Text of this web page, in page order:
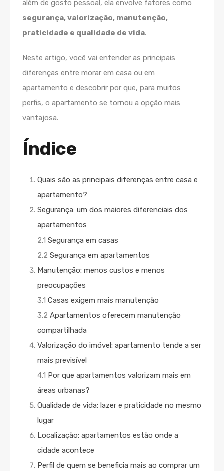
além de gosto pessoal, ela envolve fatores como
segurança, valorização, manutenção,
praticidade e qualidade de vida.
Neste artigo, você vai entender as principais
diferenças entre morar em casa ou em
apartamento e descobrir por que, para muitos
perfis, o apartamento se tornou a opção mais
vantajosa.
Índice
Quais são as principais diferenças entre casa e
apartamento?
Segurança: um dos maiores diferenciais dos
apartamentos
2.1 Segurança em casas
2.2 Segurança em apartamentos
Manutenção: menos custos e menos
preocupações
3.1 Casas exigem mais manutenção
3.2 Apartamentos oferecem manutenção
compartilhada
Valorização do imóvel: apartamento tende a ser
mais previsível
4.1 Por que apartamentos valorizam mais em
áreas urbanas?
Qualidade de vida: lazer e praticidade no mesmo
lugar
Localização: apartamentos estão onde a
cidade acontece
Perfil de quem se beneficia mais ao comprar um